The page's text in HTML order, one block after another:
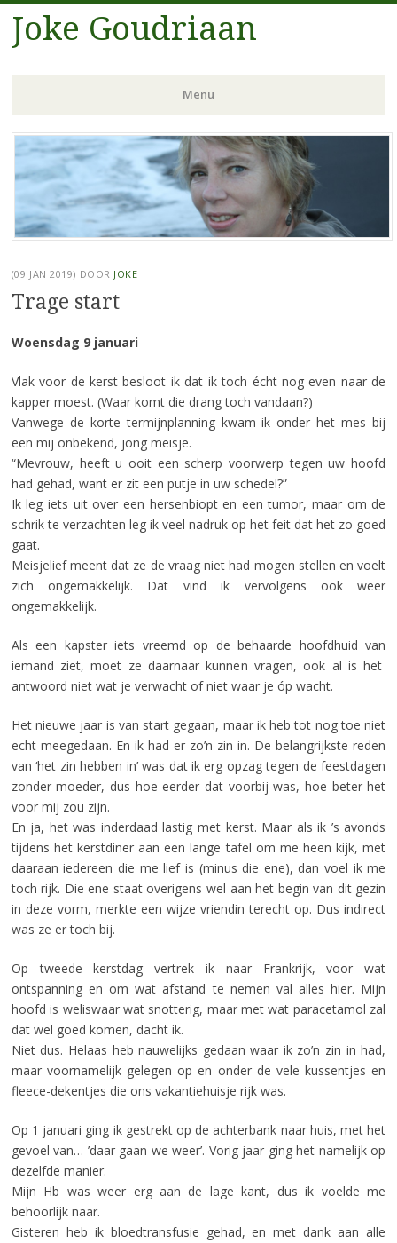
Joke Goudriaan
Menu
Spring
naar
inhoud
(09 JAN 2019) DOOR JOKE
Trage start
Woensdag 9 januari
Vlak voor de kerst besloot ik dat ik toch écht nog even naar de
kapper moest. (Waar komt die drang toch vandaan?)
Vanwege de korte termijnplanning kwam ik onder het mes bij
een mij onbekend, jong meisje.
“Mevrouw, heeft u ooit een scherp voorwerp tegen uw hoofd
had gehad, want er zit een putje in uw schedel?”
Ik leg iets uit over een hersenbiopt en een tumor, maar om de
schrik te verzachten leg ik veel nadruk op het feit dat het zo goed
gaat.
Meisjelief meent dat ze de vraag niet had mogen stellen en voelt
zich ongemakkelijk. Dat vind ik vervolgens ook weer
ongemakkelijk.
Als een kapster iets vreemd op de behaarde hoofdhuid van
iemand ziet, moet ze daarnaar kunnen vragen, ook al is het
antwoord niet wat je verwacht of niet waar je óp wacht.
Het nieuwe jaar is van start gegaan, maar ik heb tot nog toe niet
echt meegedaan. En ik had er zo’n zin in. De belangrijkste reden
van ‘het zin hebben in’ was dat ik erg opzag tegen de feestdagen
zonder moeder, dus hoe eerder dat voorbij was, hoe beter het
voor mij zou zijn.
En ja, het was inderdaad lastig met kerst. Maar als ik ’s avonds
tijdens het kerstdiner aan een lange tafel om me heen kijk, met
daaraan iedereen die me lief is (minus die ene), dan voel ik me
toch rijk. Die ene staat overigens wel aan het begin van dit gezin
in deze vorm, merkte een wijze vriendin terecht op. Dus indirect
was ze er toch bij.
Op tweede kerstdag vertrek ik naar Frankrijk, voor wat
ontspanning en om wat afstand te nemen val alles hier. Mijn
hoofd is weliswaar wat snotterig, maar met wat paracetamol zal
dat wel goed komen, dacht ik.
Niet dus. Helaas heb nauwelijks gedaan waar ik zo’n zin in had,
maar voornamelijk gelegen op en onder de vele kussentjes en
fleece-dekentjes die ons vakantiehuisje rijk was.
Op 1 januari ging ik gestrekt op de achterbank naar huis, met het
gevoel van… ’daar gaan we weer’. Vorig jaar ging het namelijk op
dezelfde manier.
Mijn Hb was weer erg aan de lage kant, dus ik voelde me
behoorlijk naar.
Gisteren heb ik bloedtransfusie gehad, en met dank aan alle